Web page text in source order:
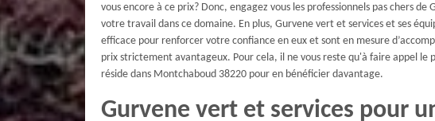
vous encore à ce prix? Donc, engagez vous les professionnels pas chers
votre travail dans ce domaine. En plus, Gurvene vert et services et ses
efficace pour renforcer votre confiance en eux et sont en mesure
prix strictement avantageux. Pour cela, il ne vous reste qu'à faire appel le
réside dans Montchaboud 38220 pour en bénéficier davantage.
Gurvene vert et services pour